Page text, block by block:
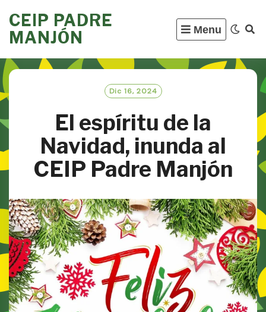
to
content
CEIP PADRE
MANJÓN
Menu
Dic 16, 2024
El espíritu de la
Navidad, inunda al
CEIP Padre Manjón